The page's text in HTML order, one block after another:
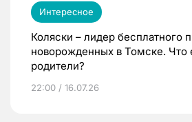
Интересное
Коляски – лидер бесплатного
новорожденных в Томске. Что
родители?
22:00 / 16.07.26